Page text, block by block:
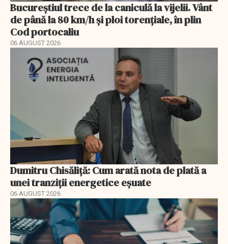
Bucureștiul trece de la caniculă la vijelii. Vânt
de până la 80 km/h și ploi torențiale, în plin
Cod portocaliu
06 AUGUST 2026
Dumitru Chisăliță: Cum arată nota de plată a
unei tranziții energetice eșuate
06 AUGUST 2026